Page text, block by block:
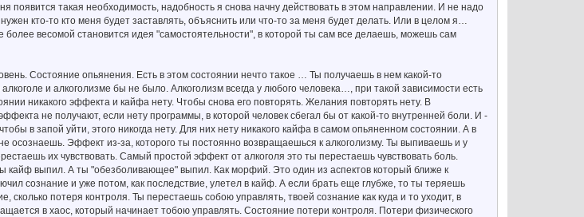
появится такая необходимость, надобность я снова начну действовать в этом направлении. И не надо
кто-то кто меня будет заставлять, объяснить или что-то за меня будет делать. Или в целом я…
весомой становится идея "самостоятельности", в которой ты сам все делаешь, можешь сам
Состояние опьянения. Есть в этом состоянии нечто такое … Ты получаешь в нем какой-то
и алкоголизме бы не было. Алкоголизм всегда у любого человека…, при такой зависимости есть
никакого эффекта и кайфа нету. Чтобы снова его повторять. Желания повторять нету. В
не получают, если нету программы, в которой человек сбегал бы от какой-то внутренней боли. И -
в запой уйти, этого никогда нету. Для них нету никакого кайфа в самом опьяненном состоянии. А в
осознаешь. Эффект из-за, которого ты постоянно возвращаешься к алкоголизму. Ты выпиваешь и у
их чувствовать. Самый простой эффект от алкоголя это ты перестаешь чувствовать боль.
кайф выпил. А ты "обезболивающее" выпил. Как морфий. Это один из аспектов который ближе к
сознание и уже потом, как последствие, улетел в кайф. А если брать еще глубже, то ты теряешь
сколько потеря контроля. Ты перестаешь собою управлять, твоей сознание как куда и то уходит, в
в хаос, который начинает тобою управлять. Состояние потери контроля. Потери физического